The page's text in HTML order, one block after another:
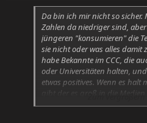
Da bin ich mir nicht so sicher.
Zahlen da niedriger sind,
jüngeren "konsumieren" die
sie nicht oder was alles damit
habe Bekannte im CCC, die
oder Universitäten halten,
etwas positives. Wenn es halt
gibt der es groß in die Medien
Bewusstsein, aber insgesamt